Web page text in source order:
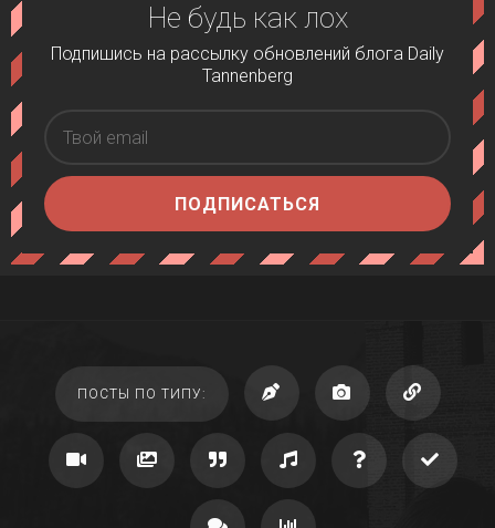
Не будь как лох
Подпишись на рассылку обновлений блога Daily
Tannenberg
ПОДПИСАТЬСЯ
ПОСТЫ ПО ТИПУ: